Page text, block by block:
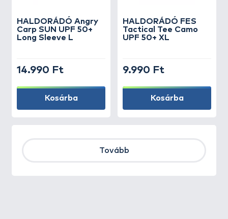
HALDORÁDÓ Angry
Carp SUN UPF 50+
Long Sleeve L
14.990 Ft
Kosárba
HALDORÁDÓ FES
Tactical Tee Camo
UPF 50+ XL
9.990 Ft
Kosárba
Tovább